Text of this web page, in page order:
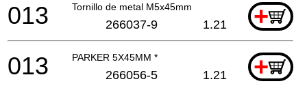
Tornillo de metal M5x45mm +
013 266037-9 1.21
PARKER 5X45MM * +
013 266056-5 1.21